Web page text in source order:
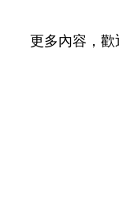
更多內容，歡